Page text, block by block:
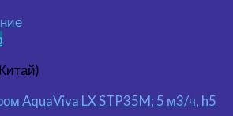
AquaViva LX STP35M; 5 м3/ч, h5